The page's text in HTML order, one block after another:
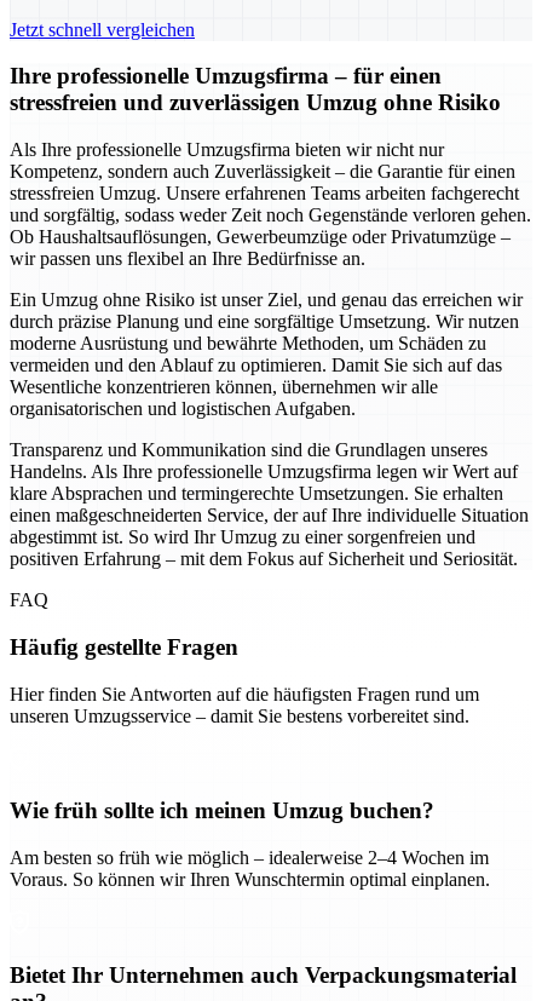
Jetzt schnell vergleichen
Ihre professionelle Umzugsfirma – für einen
stressfreien und zuverlässigen Umzug ohne Risiko
Als Ihre professionelle Umzugsfirma bieten wir nicht nur
Kompetenz, sondern auch Zuverlässigkeit – die Garantie für einen
stressfreien Umzug. Unsere erfahrenen Teams arbeiten fachgerecht
und sorgfältig, sodass weder Zeit noch Gegenstände verloren gehen.
Ob Haushaltsauflösungen, Gewerbeumzüge oder Privatumzüge –
wir passen uns flexibel an Ihre Bedürfnisse an.
Ein Umzug ohne Risiko ist unser Ziel, und genau das erreichen wir
durch präzise Planung und eine sorgfältige Umsetzung. Wir nutzen
moderne Ausrüstung und bewährte Methoden, um Schäden zu
vermeiden und den Ablauf zu optimieren. Damit Sie sich auf das
Wesentliche konzentrieren können, übernehmen wir alle
organisatorischen und logistischen Aufgaben.
Transparenz und Kommunikation sind die Grundlagen unseres
Handelns. Als Ihre professionelle Umzugsfirma legen wir Wert auf
klare Absprachen und termingerechte Umsetzungen. Sie erhalten
einen maßgeschneiderten Service, der auf Ihre individuelle Situation
abgestimmt ist. So wird Ihr Umzug zu einer sorgenfreien und
positiven Erfahrung – mit dem Fokus auf Sicherheit und Seriosität.
FAQ
Häufig gestellte Fragen
Hier finden Sie Antworten auf die häufigsten Fragen rund um
unseren Umzugsservice – damit Sie bestens vorbereitet sind.
Wie früh sollte ich meinen Umzug buchen?
Am besten so früh wie möglich – idealerweise 2–4 Wochen im
Voraus. So können wir Ihren Wunschtermin optimal einplanen.
Bietet Ihr Unternehmen auch Verpackungsmaterial